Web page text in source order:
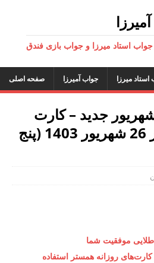
آمیرزا
جواب استاد میرزا و جواب بازی فندق
صفحه اصلی جواب آمیرزا استاد میرزا
همستر ۲۶ شهریور جدید – کارت
های امروز همستر 26 شهریور 1403 (پنج
موفقیت شما
روزانه همستر استفاده